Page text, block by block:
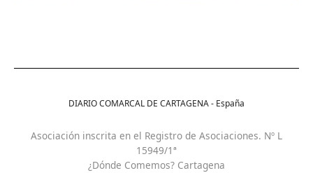
DIARIO COMARCAL DE CARTAGENA - España
Asociación inscrita en el Registro de Asociaciones. Nº L
15949/1ª
¿Dónde Comemos? Cartagena